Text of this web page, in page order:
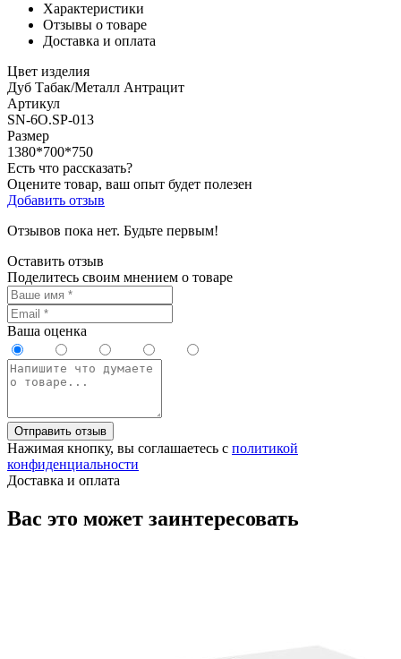
Характеристики
Отзывы о товаре
Доставка и оплата
Цвет изделия
Дуб Табак/Металл Антрацит
Артикул
SN-6O.SP-013
Размер
1380*700*750
Есть что рассказать?
Оцените товар, ваш опыт будет полезен
Добавить отзыв
Отзывов пока нет. Будьте первым!
Оставить отзыв
Поделитесь своим мнением о товаре
Ваша оценка
Отправить отзыв
Нажимая кнопку, вы соглашаетесь с политикой
конфиденциальности
Доставка и оплата
Вас это может заинтересовать